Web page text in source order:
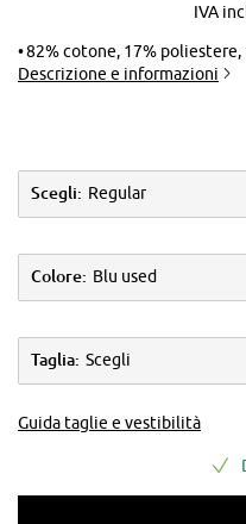
IVA
82% cotone, 17% poliestere,
Descrizione e informazioni
Scegli: Regular
Colore: Blu used
Taglia: Scegli
Guida taglie e vestibilità